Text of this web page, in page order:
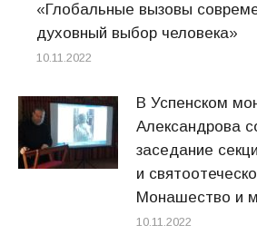
«Глобальные вызовы
духовный выбор человека»
10.11.2022
В Успенском
Александрова
заседание
и
Монашество и
10.11.2022